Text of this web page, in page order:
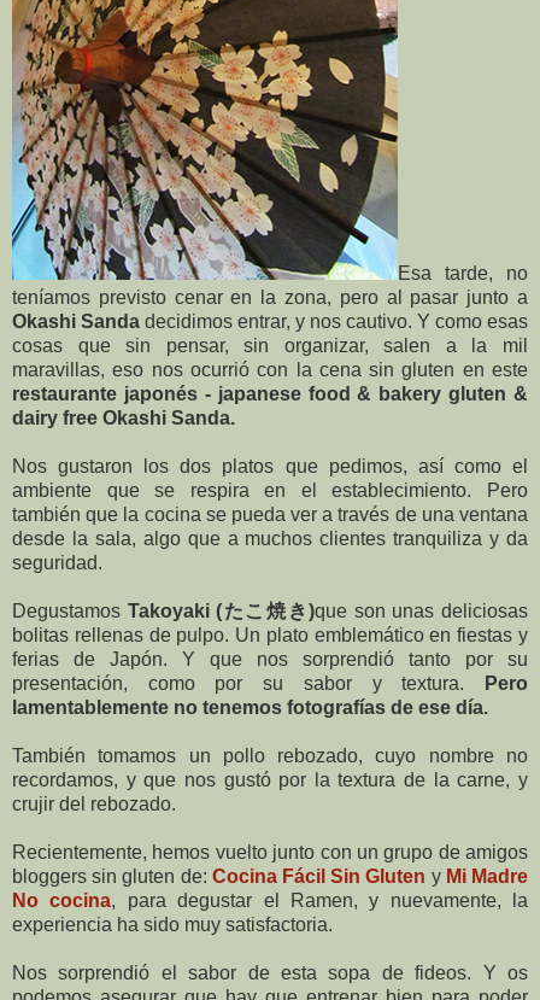
Esa tarde, no
teníamos previsto cenar en la zona, pero al pasar junto a
Okashi Sanda decidimos entrar, y nos cautivo. Y como esas
cosas que sin pensar, sin organizar, salen a la mil
maravillas, eso nos ocurrió con la cena sin gluten en este
restaurante japonés - japanese food & bakery gluten &
dairy free Okashi Sanda.
Nos gustaron los dos platos que pedimos, así como el
ambiente que se respira en el establecimiento. Pero
también que la cocina se pueda ver a través de una ventana
desde la sala, algo que a muchos clientes tranquiliza y da
seguridad.
Degustamos Takoyaki (たこ焼き)que son unas deliciosas
bolitas rellenas de pulpo. Un plato emblemático en fiestas y
ferias de Japón. Y que nos sorprendió tanto por su
presentación, como por su sabor y textura.
Pero
lamentablemente no tenemos fotografías de ese día.
También tomamos un pollo rebozado, cuyo nombre no
recordamos, y que nos gustó por la textura de la carne, y
crujir del rebozado.
Recientemente, hemos vuelto junto con un grupo de amigos
bloggers sin gluten de: Cocina Fácil Sin Gluten y Mi Madre
No cocina, para degustar el Ramen, y nuevamente, la
experiencia ha sido muy satisfactoria.
Nos sorprendió el sabor de esta sopa de fideos. Y os